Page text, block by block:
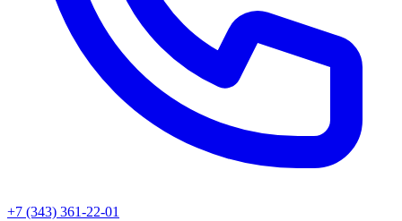
+7 (343) 361-22-01